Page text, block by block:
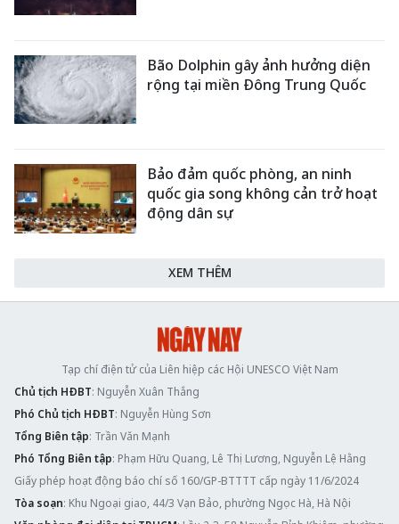
Bão Dolphin gây ảnh hưởng diện
rộng tại miền Đông Trung Quốc
Bảo đảm quốc phòng, an ninh
quốc gia song không cản trở hoạt
động dân sự
XEM THÊM
Tạp chí điện tử của Liên hiệp các Hội UNESCO Việt Nam
Chủ tịch HĐBT: Nguyễn Xuân Thắng
Phó Chủ tịch HĐBT: Nguyễn Hùng Sơn
Tổng Biên tập: Trần Văn Mạnh
Phó Tổng Biên tập: Phạm Hữu Quang, Lê Thị Lương, Nguyễn Lệ Hằng
Giấy phép hoạt động báo chí số 160/GP-BTTTT cấp ngày 11/6/2024
Tòa soạn: Khu Ngoại giao, 44/3 Vạn Bảo, phường Ngọc Hà, Hà Nội